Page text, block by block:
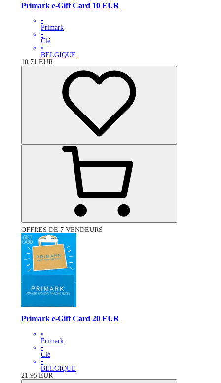
Primark e-Gift Card 10 EUR
•
Primark
•
Clé
•
BELGIQUE
10.71 EUR
OFFRES DE 7 VENDEURS
Primark e-Gift Card 20 EUR
•
Primark
•
Clé
•
BELGIQUE
21.95 EUR